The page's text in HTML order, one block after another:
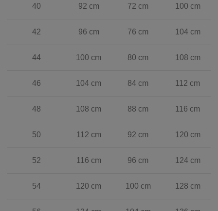
40 92 cm 72 cm 100 cm
42 96 cm 76 cm 104 cm
44 100 cm 80 cm 108 cm
46 104 cm 84 cm 112 cm
48 108 cm 88 cm 116 cm
50 112 cm 92 cm 120 cm
52 116 cm 96 cm 124 cm
54 120 cm 100 cm 128 cm